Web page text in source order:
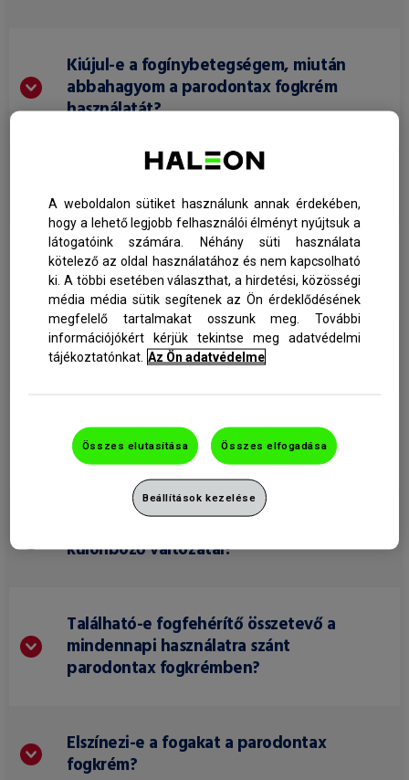
Kiújul-e a fogínybetegségem, miután
abbahagyom a parodontax fogkrém
használatát?
Tartalmaz a parodontax fogkrém
fluoridot?
A parodontax fogkrém koptató hatású?
Milyen összetevőkből áll a parodontax
fogkrém?
különböző változatai?
Található-e fogfehérítő összetevő a
mindennapi használatra szánt
parodontax fogkrémben?
Elszínezi-e a fogakat a parodontax
fogkrém?
A weboldalon sütiket használunk annak érdekében,
hogy a lehető legjobb felhasználói élményt nyújtsuk a
látogatóink számára. Néhány süti használata
kötelező az oldal használatához és nem kapcsolható
ki. A többi esetében választhat, a hirdetési, közösségi
média média sütik segítenek az Ön érdeklődésének
megfelelő tartalmakat osszunk meg. További
információjókért kérjük tekintse meg adatvédelmi
tájékoztatónkat. Az Ön adatvédelme
Összes elutasítása Összes elfogadása
Beállítások kezelése